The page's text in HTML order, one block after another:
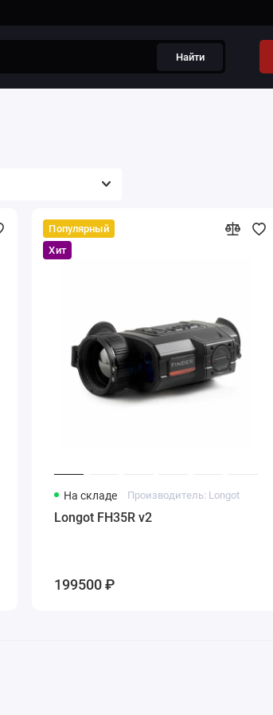
Найти
Популярный
Хит
На складе Производитель: Longot
Longot FH35R v2
199500 ₽